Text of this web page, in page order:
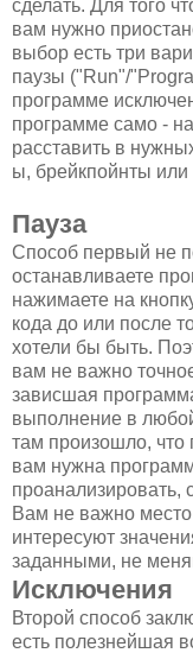
сделать. Для того
вам нужно
выбор есть три
паузы ("Run"/
программе
программе само -
расставить в
ы, брейкпойнты или
Пауза
Способ первый не
останавливаете
нажимаете на
кода до или после
хотели бы быть.
вам не важно
зависшая
выполнение в
там произошло,
вам нужна
Вам не важно место
интересуют
заданными, не
Исключения
Второй способ
есть полезнейшая